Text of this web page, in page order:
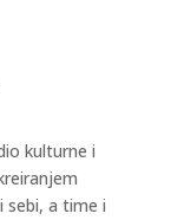
kulturne i
sebi, a time i